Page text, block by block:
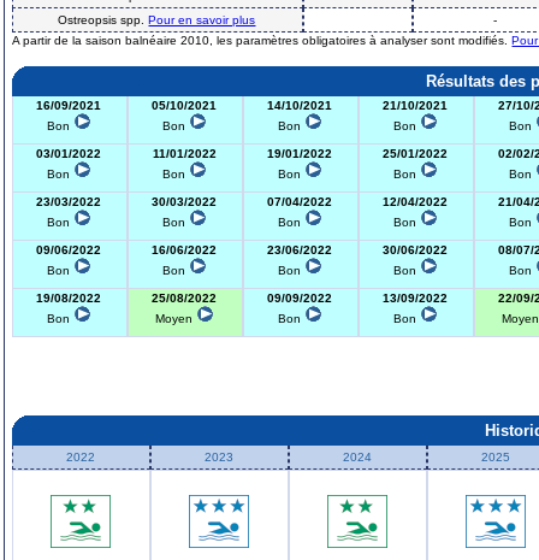
Ostreopsis spp.Pour en savoir plus
-
A partir de la saison balnéaire 2010, les paramètres obligatoires à analyser sont modifiés.
Résultats des
16/09/2021
Bon
05/10/2021
Bon
14/10/2021
Bon
21/10/2021
Bon
27/10/
Bon
03/01/2022
Bon
11/01/2022
Bon
19/01/2022
Bon
25/01/2022
Bon
02/02/
Bon
23/03/2022
Bon
30/03/2022
Bon
07/04/2022
Bon
12/04/2022
Bon
21/04/
Bon
09/06/2022
Bon
16/06/2022
Bon
23/06/2022
Bon
30/06/2022
Bon
08/07/
Bon
19/08/2022
Bon
25/08/2022
Moyen
09/09/2022
Bon
13/09/2022
Bon
22/09/
2022 2023 2024 2025